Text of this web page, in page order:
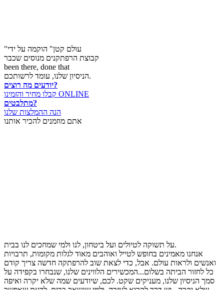
"עולם קטן" הוקמה על ידי
קבוצת הרפתקנים מנוסים שכבר
been there, done that
הניסיון שלנו, עומד לרשותכם.
יודעים מה רוצים?
קבלו מחיר והזמינו ONLINE
מתלבטים?
הנה ההמלצות שלנו
אתם מוזמנים להכיר אותנו
על תשוקה לטיולים ועל ביטחון, לנו ולמי שמחכים לנו בבית.
אנחנו מאמינים בחופש לטייל ואוהבים מאוד לגלות מקומות, תרבויות
ואנשים ולראות עולם. אבל, כדי לצאת שוב להרפתקה חדשה צריך קודם
כל לחזור הביתה בשלום...המכשירים הלווינים שלנו, שנבחרו בקפידה על
סמך הניסיון שלנו, מעניקים שקט. לכם, שיודעים שמה שלא יקרה ואיפה